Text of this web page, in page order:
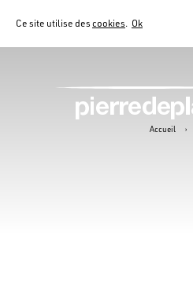
Ce site utilise descookies. Ok
Accueil ›